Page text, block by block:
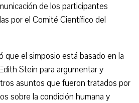
de los participantes
por el Comité Científico del
que el simposio está basado en la
Stein para argumentar y
asuntos que fueron tratados por
sobre la condición humana y